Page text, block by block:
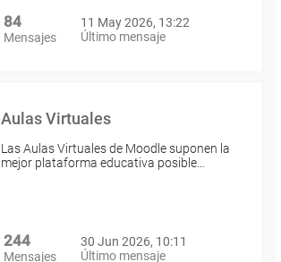
84
Mensajes
11 May 2026, 13:22
Último mensaje
Aulas Virtuales
Las Aulas Virtuales de Moodle suponen la
mejor plataforma educativa posible…
244
Mensajes
30 Jun 2026, 10:11
Último mensaje